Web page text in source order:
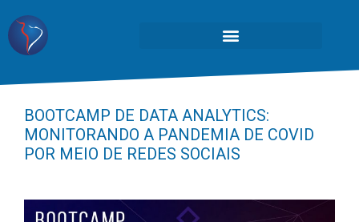
BOOTCAMP DE DATA ANALYTICS:
MONITORANDO A PANDEMIA DE COVID
POR MEIO DE REDES SOCIAIS